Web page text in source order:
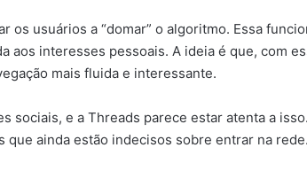
os usuários a “domar” o algoritmo. Essa
aos interesses pessoais. A ideia é que, com
mais fluida e interessante.
sociais, e a Threads parece estar atenta a
que ainda estão indecisos sobre entrar na